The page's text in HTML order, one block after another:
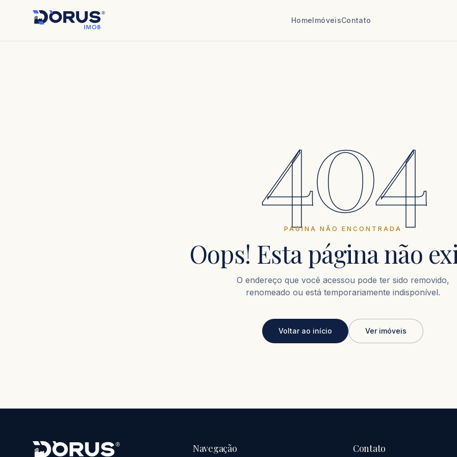
HomeImóveisContato
404
PÁGINA NÃO ENCONTRADA
Oops! Esta página não
O endereço que você acessou pode ter sido removido,
renomeado ou está temporariamente indisponível.
Voltar ao início Ver imóveis
Navegação Contato